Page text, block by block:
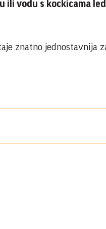
ili vodu s kockicama
znatno jednostavnija